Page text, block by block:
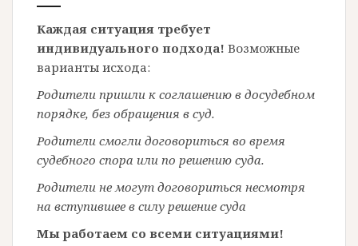
Каждая ситуация требует
индивидуального подхода! Возможные
варианты исхода:
Родители пришли к соглашению в досудебном
порядке, без обращения в суд.
Родители смогли договориться во время
судебного спора или по решению суда.
Родители не могут договориться несмотря
на вступившее в силу решение суда
Мы работаем со всеми ситуациями!